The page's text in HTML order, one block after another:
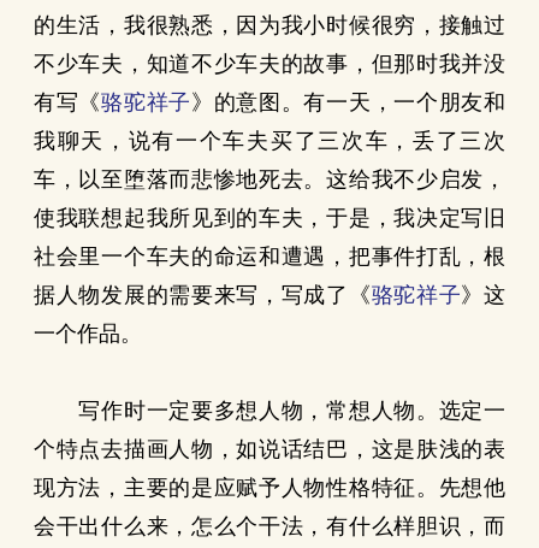
的生活，我很熟悉，因为我小时候很穷，接触过
不少车夫，知道不少车夫的故事，但那时我并没
有写《骆驼祥子 》的意图。有一天，一个朋友和
我聊天，说有一个车夫买了三次车，丢了三次
车，以至堕落而悲惨地死去。这给我不少启发，
使我联想起我所见到的车夫，于是，我决定写旧
社会里一个车夫的命运和遭遇，把事件打乱，根
据人物发展的需要来写，写成了《骆驼祥子》这
一个作品。
写作时一定要多想人物，常想人物。选定一
个特点去描画人物，如说话结巴，这是肤浅的表
现方法，主要的是应赋予人物性格特征。先想他
会干出什么来，怎么个干法，有什么样胆识，而